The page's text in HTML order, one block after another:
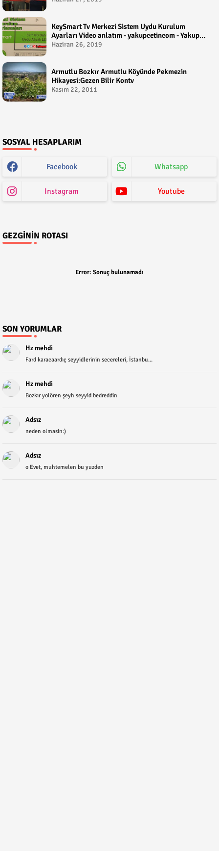
KeySmart Tv Merkezi Sistem Uydu Kurulum
Ayarları Video anlatım - yakupcetincom - Yakup
Çetin
Haziran 26, 2019
Armutlu Bozkır Armutlu Köyünde Pekmezin
Hikayesi:Gezen Bilir Kontv
Kasım 22, 2011
SOSYAL HESAPLARIM
Facebook Whatsapp
Instagram Youtube
GEZGININ ROTASI
Error: Sonuç bulunamadı
SON YORUMLAR
Hz mehdi
Fard karacaardıç seyyidlerinin secereleri, İstanbu...
Hz mehdi
Bozkır yolören şeyh seyyid bedreddin
Adsız
neden olmasin:)
Adsız
o Evet, muhtemelen bu yuzden